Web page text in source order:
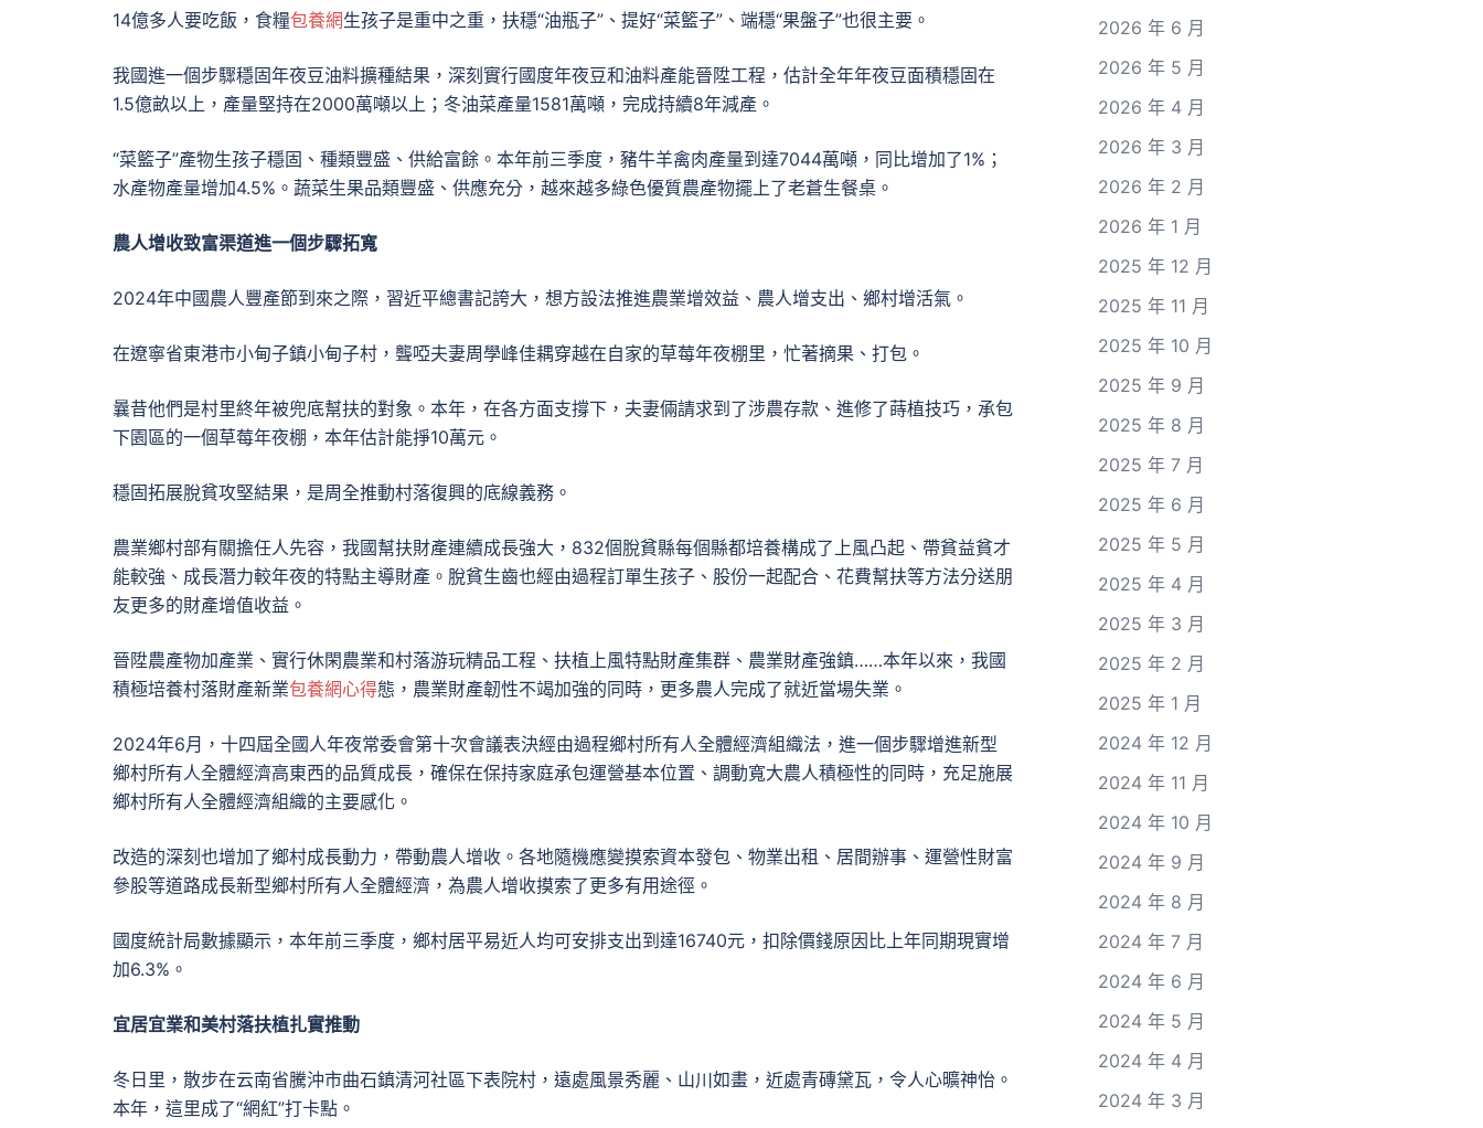
14億多人要吃飯，食糧包養網生孩子是重中之重，扶穩“油瓶子”、提好“菜籃子”、端穩“果盤子”也很主要。
我國進一個步驟穩固年夜豆油料擴種結果，深刻實行國度年夜豆和油料產能晉陞工程，估計全年年夜豆面積穩固在
1.5億畝以上，產量堅持在2000萬噸以上；冬油菜產量1581萬噸，完成持續8年減產。
“菜籃子”產物生孩子穩固、種類豐盛、供給富餘。本年前三季度，豬牛羊禽肉產量到達7044萬噸，同比增加了1%；
水產物產量增加4.5%。蔬菜生果品類豐盛、供應充分，越來越多綠色優質農產物擺上了老蒼生餐桌。
農人增收致富渠道進一個步驟拓寬
2024年中國農人豐產節到來之際，習近平總書記誇大，想方設法推進農業增效益、農人增支出、鄉村增活氣。
在遼寧省東港市小甸子鎮小甸子村，聾啞夫妻周學峰佳耦穿越在自家的草莓年夜棚里，忙著摘果、打包。
曩昔他們是村里終年被兜底幫扶的對象。本年，在各方面支撐下，夫妻倆請求到了涉農存款、進修了蒔植技巧，承包
下園區的一個草莓年夜棚，本年估計能掙10萬元。
穩固拓展脫貧攻堅結果，是周全推動村落復興的底線義務。
農業鄉村部有關擔任人先容，我國幫扶財產連續成長強大，832個脫貧縣每個縣都培養構成了上風凸起、帶貧益貧才
能較強、成長潛力較年夜的特點主導財產。脫貧生齒也經由過程訂單生孩子、股份一起配合、花費幫扶等方法分送朋
友更多的財產增值收益。
晉陞農產物加產業、實行休閑農業和村落游玩精品工程、扶植上風特點財產集群、農業財產強鎮……本年以來，我國
積極培養村落財產新業包養網心得態，農業財產韌性不竭加強的同時，更多農人完成了就近當場失業。
2024年6月，十四屆全國人年夜常委會第十次會議表決經由過程鄉村所有人全體經濟組織法，進一個步驟增進新型
鄉村所有人全體經濟高東西的品質成長，確保在保持家庭承包運營基本位置、調動寬大農人積極性的同時，充足施展
鄉村所有人全體經濟組織的主要感化。
改造的深刻也增加了鄉村成長動力，帶動農人增收。各地隨機應變摸索資本發包、物業出租、居間辦事、運營性財富
參股等道路成長新型鄉村所有人全體經濟，為農人增收摸索了更多有用途徑。
國度統計局數據顯示，本年前三季度，鄉村居平易近人均可安排支出到達16740元，扣除價錢原因比上年同期現實增
加6.3%。
宜居宜業和美村落扶植扎實推動
冬日里，散步在云南省騰沖市曲石鎮清河社區下表院村，遠處風景秀麗、山川如畫，近處青磚黛瓦，令人心曠神怡。
本年，這里成了“網紅”打卡點。
2026 年 6 月
2026 年 5 月
2026 年 4 月
2026 年 3 月
2026 年 2 月
2026 年 1 月
2025 年 12 月
2025 年 11 月
2025 年 10 月
2025 年 9 月
2025 年 8 月
2025 年 7 月
2025 年 6 月
2025 年 5 月
2025 年 4 月
2025 年 3 月
2025 年 2 月
2025 年 1 月
2024 年 12 月
2024 年 11 月
2024 年 10 月
2024 年 9 月
2024 年 8 月
2024 年 7 月
2024 年 6 月
2024 年 5 月
2024 年 4 月
2024 年 3 月